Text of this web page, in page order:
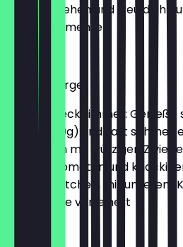
nicht entgehen und freu dich
Genussmomente!
Cheese Burger
Der schmeckt immer:
(125g / 250g) und zart
zusammen mit würzigen
frischen Tomaten und
Sesam Brötchen, mit
Mayonnaise verfeinert